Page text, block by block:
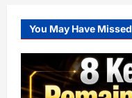
You May Have Missed